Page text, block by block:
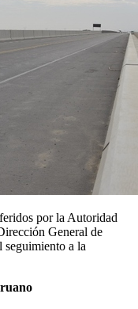
por la Autoridad
General de
a la